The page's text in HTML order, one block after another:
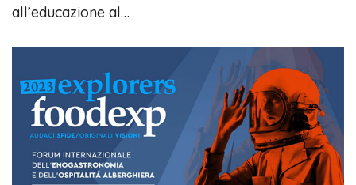
all’educazione al…